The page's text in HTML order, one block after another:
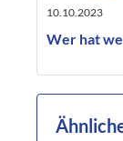
10.10.2023
Wer hat